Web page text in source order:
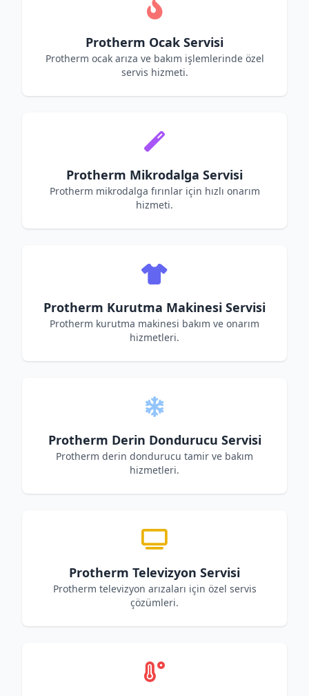
Protherm Ocak Servisi
Protherm ocak arıza ve bakım işlemlerinde özel
servis hizmeti.
Protherm Mikrodalga Servisi
Protherm mikrodalga fırınlar için hızlı onarım
hizmeti.
Protherm Kurutma Makinesi Servisi
Protherm kurutma makinesi bakım ve onarım
hizmetleri.
Protherm Derin Dondurucu Servisi
Protherm derin dondurucu tamir ve bakım
hizmetleri.
Protherm Televizyon Servisi
Protherm televizyon arızaları için özel servis
çözümleri.